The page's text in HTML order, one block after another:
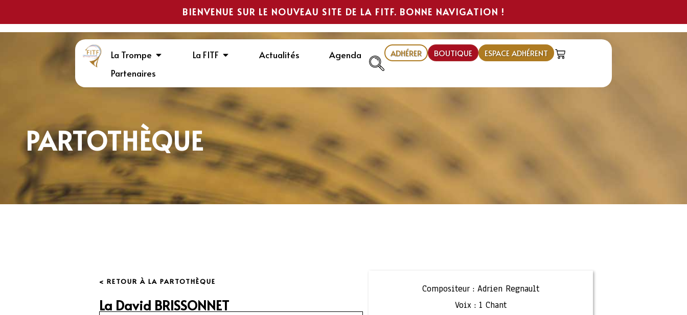
BIENVENUE SUR LE NOUVEAU SITE DE LA FITF. BONNE NAVIGATION !
La Trompe La FITF Actualités
Agenda
Partenaires
ADHÉRER BOUTIQUE ESPACE ADHÉRENT
PARTOTHÈQUE
< RETOUR À LA PARTOTHÈQUE
La David BRISSONNET
Compositeur : Adrien Regnault
Voix : 1 Chant